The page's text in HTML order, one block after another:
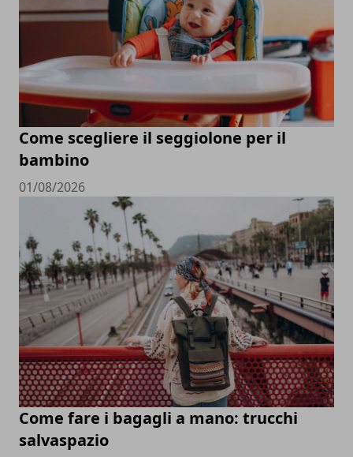
Come scegliere il seggiolone per il
bambino
01/08/2026
Come fare i bagagli a mano: trucchi
salvaspazio